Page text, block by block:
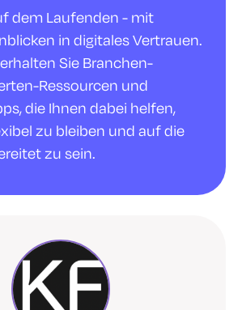
dem Laufenden - mit
in digitales Vertrauen.
Sie Branchen-
Ressourcen und
die Ihnen dabei helfen,
zu bleiben und auf die
zu sein.